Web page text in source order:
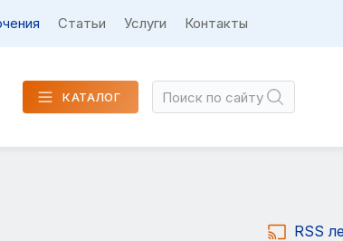
Статьи Услуги Контакты
КАТАЛОГ
RSS